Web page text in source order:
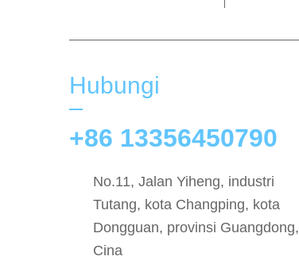
Hubungi
+86 13356450790
No.11, Jalan Yiheng, industri
Tutang, kota Changping, kota
Dongguan, provinsi Guangdong,
Cina